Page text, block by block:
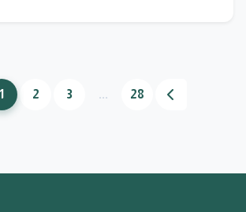
1 2 3 ... 28